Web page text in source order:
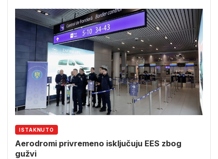
ISTAKNUTO
Aerodromi privremeno isključuju EES zbog
gužvi